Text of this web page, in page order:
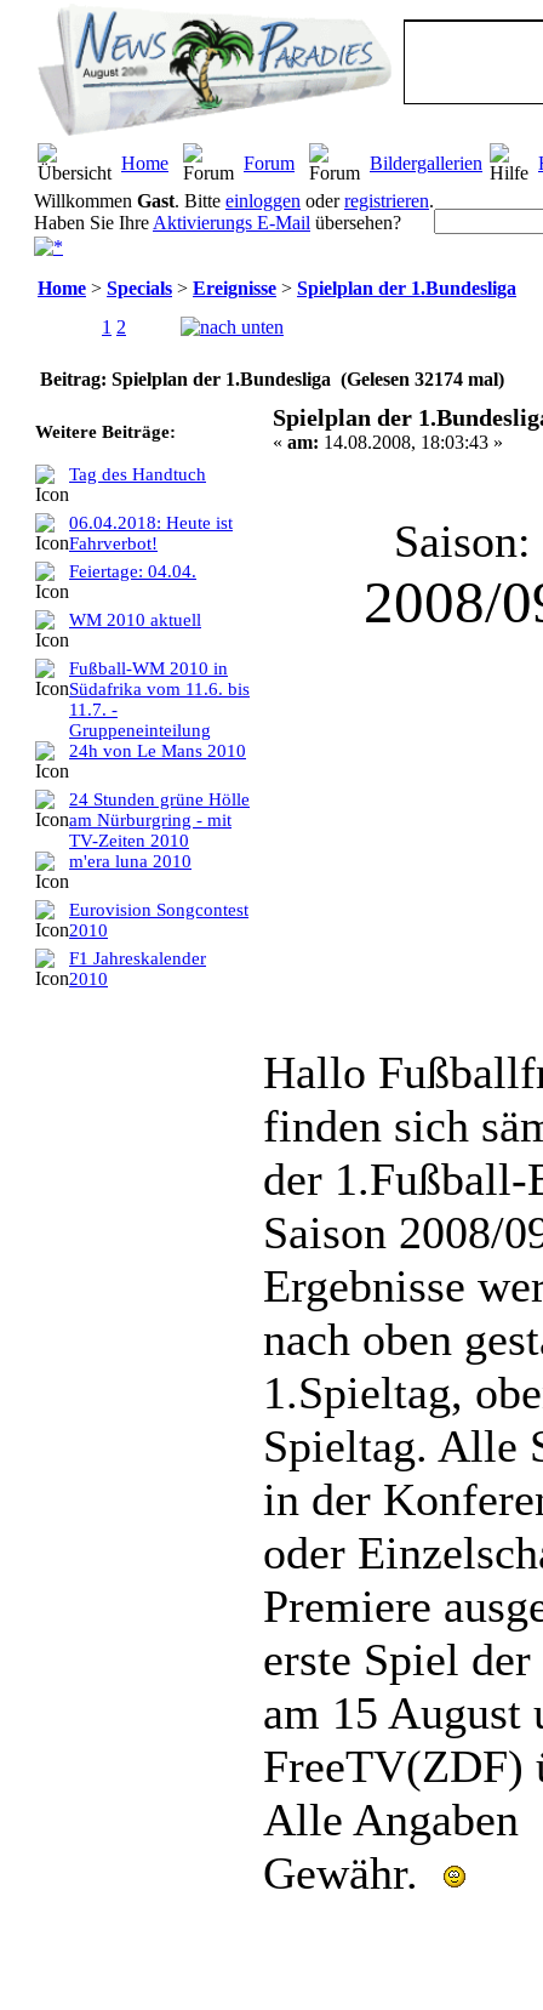
Home Forum Bildergallerien
Willkommen Gast. Bitte einloggen oderregistrieren.
Haben Sie Ihre Aktivierungs E-Mail übersehen?
Home > Specials > Ereignisse > Spielplan der 1.Bundesliga
1 2
Beitrag: Spielplan der 1.Bundesliga (Gelesen 32174 mal)
Weitere Beiträge:
Tag des Handtuch
06.04.2018: Heute ist
Fahrverbot!
Feiertage: 04.04.
WM 2010 aktuell
Fußball-WM 2010 in
Südafrika vom 11.6. bis
11.7. -
Gruppeneinteilung
24h von Le Mans 2010
24 Stunden grüne Hölle
am Nürburgring - mit
TV-Zeiten 2010
m'era luna 2010
Eurovision Songcontest
2010
F1 Jahreskalender
2010
Spielplan der
« am: 14.08.2008, 18:03:43 »
Saison:
2008/
Hallo
finden sich
der 1.Fußball-
Saison 2008/
Ergebnisse
nach oben
1.Spieltag,
Spieltag. Alle
in der
oder
Premiere
erste Spiel
am 15 August
FreeTV(ZDF)
Alle Angaben
Gewähr.